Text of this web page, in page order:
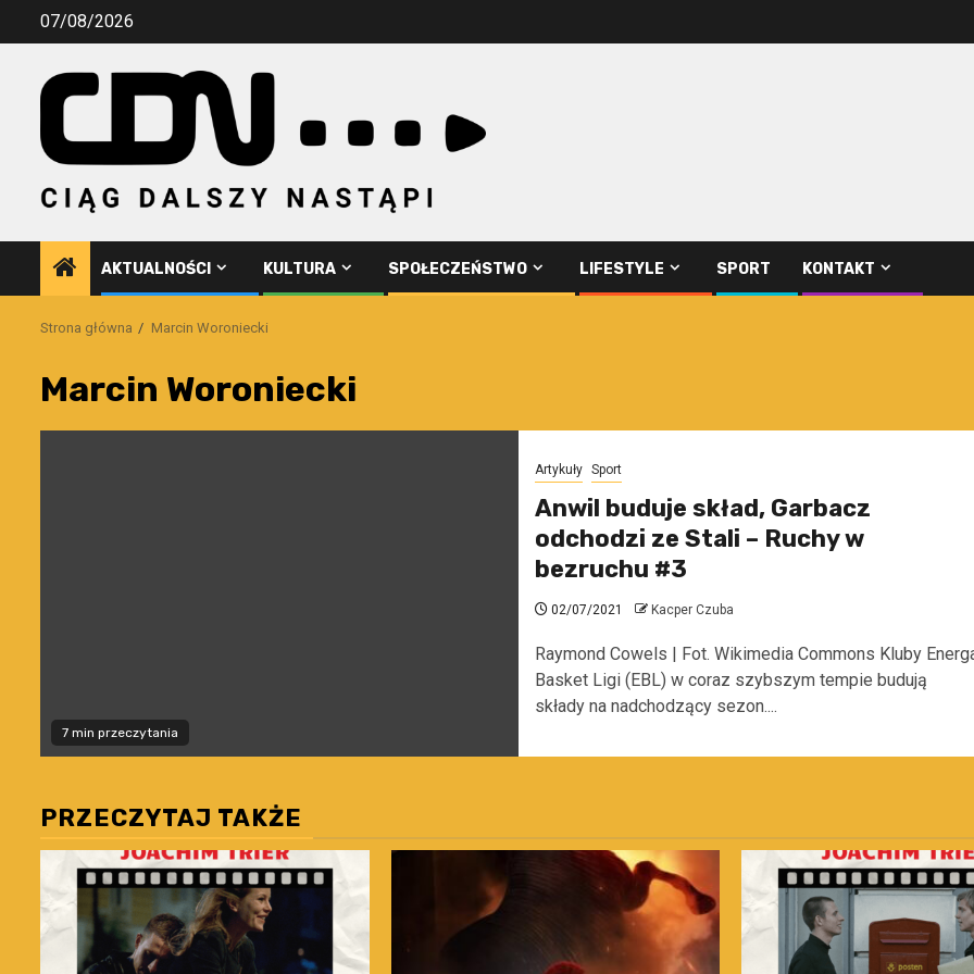
Przejdź07/08/2026
AKTUALNOŚCI KULTURA SPOŁECZEŃSTWO LIFESTYLE SPORT KONTAKT
Strona główna Marcin Woroniecki
Marcin Woroniecki
7 min przeczytania
Artykuły Sport
Anwil buduje skład, Garbacz
odchodzi ze Stali – Ruchy w
bezruchu #3
02/07/2021 Kacper Czuba
Raymond Cowels | Fot. Wikimedia Commons Kluby
Basket Ligi (EBL) w coraz szybszym tempie budują
składy na nadchodzący sezon....
PRZECZYTAJ TAKŻE